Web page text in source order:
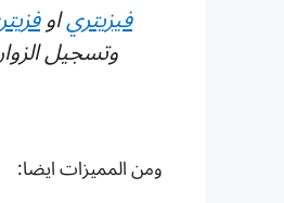
فيزيترياو
ومن المميزات ايضا: